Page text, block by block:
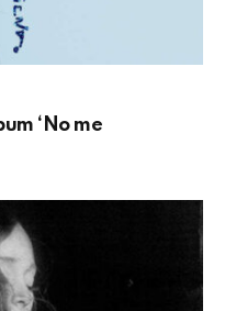
‘No me